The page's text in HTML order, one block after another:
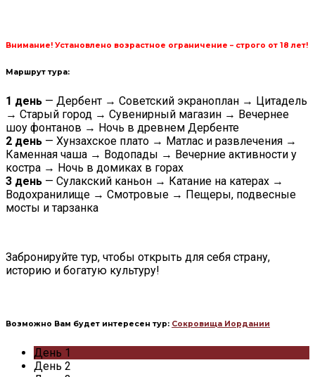
Внимание! Установлено возрастное ограничение – строго от 18 лет!
Маршрут тура:
1 день — Дербент → Советский экраноплан → Цитадель
→ Старый город → Сувенирный магазин → Вечернее
шоу фонтанов → Ночь в древнем Дербенте
2 день — Хунзахское плато → Матлас и развлечения →
Каменная чаша → Водопады → Вечерние активности у
костра → Ночь в домиках в горах
3 день — Сулакский каньон → Катание на катерах →
Водохранилище → Смотровые → Пещеры, подвесные
мосты и тарзанка
Забронируйте тур, чтобы открыть для себя страну,
историю и богатую культуру!
Возможно Вам будет интересен тур: Сокровища Иордании
День 1
День 2